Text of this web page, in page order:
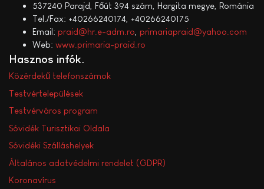
537240 Parajd, Főút 394 szám, Hargita megye, Románia
Tel./Fax: +40266240174, +40266240175
Email: praid@hr.e-adm.ro, primariapraid@yahoo.com
Web: www.primaria-praid.ro
Hasznos infók
Közérdekű telefonszámok
Testvértelepülések
Testvérváros program
Sóvidék Turisztikai Oldala
Sóvidéki Szálláshelyek
Általános adatvédelmi rendelet (GDPR)
Koronavírus